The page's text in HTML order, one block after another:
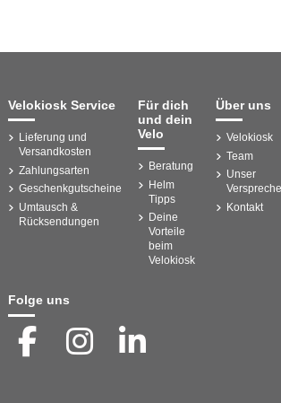
Velokiosk Service
Lieferung und
Versandkosten
Zahlungsarten
Geschenkgutscheine
Umtausch &
Rücksendungen
Für dich
und dein
Velo
Beratung
Helm
Tipps
Deine
Vorteile
beim
Velokiosk
Über uns
Velokiosk
Team
Unser
Kontakt
Folge uns